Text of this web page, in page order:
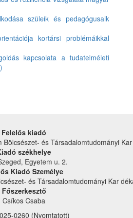
szüleik és pedagógusaik
kortársi problémáikkal
kapcsolata a tudatelméleti
Felelős kiadó
Bölcsészet- és Társadalom­tudományi Kar
székhelye
Egyetem u. 2.
Kiadó Személye
és Társadalom­tudományi Kar
Főszerkesztő
Csíkos Csaba
0260 (Nyomtatott)